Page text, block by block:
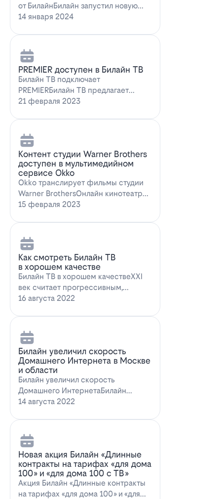
от БилайнБилайн запустил новую
услугу – "Общий баланс"…
14 января 2024
PREMIER доступен в Билайн ТВ
Билайн ТВ подключает
PREMIERБилайн ТВ предлагает
подписку на PREMIER. Всем
21 февраля 2023
Контент студии Warner Brothers
доступен в мультимедийном
сервисе Okko
Okko транслирует фильмы студии
Warner BrothersОнлайн кинотеатр
Okko пополнил коллекцию лучшими
15 февраля 2023
Как смотреть Билайн ТВ
в хорошем качестве
Билайн ТВ в хорошем качествеXXI
век считает прогрессивным,
большинство технологий доступны
16 августа 2022
Билайн увеличил скорость
Домашнего Интернета в Москве
и области
Билайн увеличил скорость
Домашнего ИнтернетаБилайн
увеличил скорость Домашнего
14 августа 2022
Новая акция Билайн «Длинные
контракты на тарифах «для дома
100» и «для дома 100 с ТВ»
Акция Билайн «Длинные контракты
на тарифах «для дома 100» и «для